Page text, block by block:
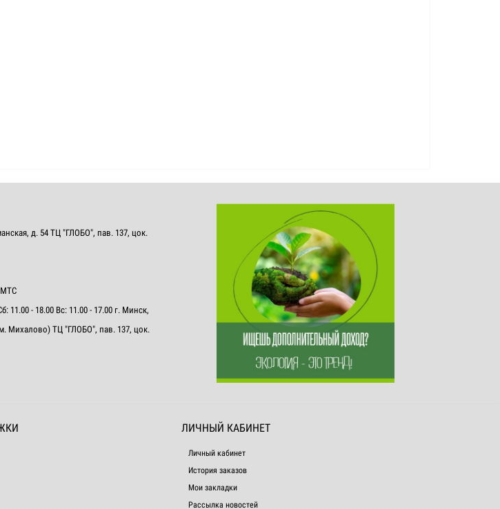
д. 54 ТЦ "ГЛОБО", пав. 137, цок.
МТС
11.00 - 18.00 Вс: 11.00 - 17.00 г. Минск,
Михалово) ТЦ "ГЛОБО", пав. 137, цок.
ЛИЧНЫЙ КАБИНЕТ
Личный кабинет
История заказов
Мои закладки
Рассылка новостей